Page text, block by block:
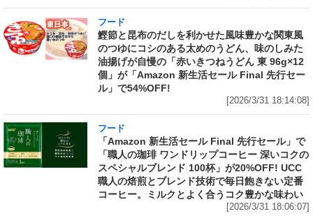
フード
鰹節と昆布のだしを利かせた風味豊かな関東風
のつゆにコシのある太めのうどん、味のしみた
油揚げが自慢の「赤いきつねうどん 東 96g×12
個」が「Amazon 新生活セール Final 先行セー
ル」で54%OFF!
[2026/3/31 18:14:08]
フード
「Amazon 新生活セール Final 先行セール」で
「職人の珈琲 ワンドリップコーヒー 深いコクの
スペシャルブレンド 100杯」が20%OFF! UCC
職人の焙煎とブレンド技術で毎日飽きない定番
コーヒー。ミルクとよく合うコク豊かな味わい
[2026/3/31 18:06:07]